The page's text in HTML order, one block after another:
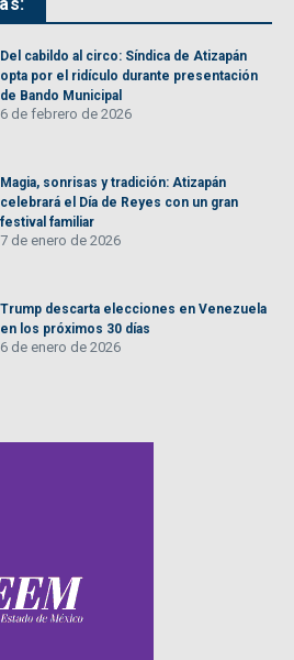
Del cabildo al circo: Síndica de Atizapán
opta por el ridículo durante presentación
de Bando Municipal
6 de febrero de 2026
Magia, sonrisas y tradición: Atizapán
celebrará el Día de Reyes con un gran
festival familiar
7 de enero de 2026
Trump descarta elecciones en Venezuela
en los próximos 30 días
6 de enero de 2026